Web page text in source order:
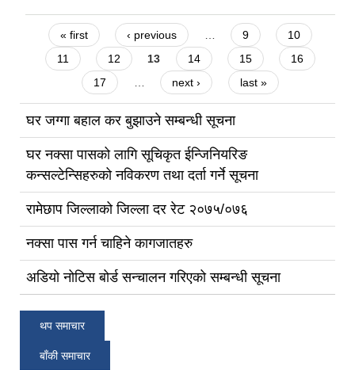
Pages
« first ‹ previous … 9
10
11
12 13 14 15
16
17
… next › last »
घर जग्गा बहाल कर बुझाउने सम्बन्धी सूचना
घर नक्सा पासको लागि सूचिकृत ईन्जिनियरिङ
कन्सल्टेन्सिहरुको नविकरण तथा दर्ता गर्ने सूचना
रामेछाप जिल्लाको जिल्ला दर रेट २०७५/०७६
नक्सा पास गर्न चाहिने कागजातहरु
अडियो नोटिस बोर्ड सन्चालन गरिएको सम्बन्धी सूचना
थप समाचार
बाँकी समाचार